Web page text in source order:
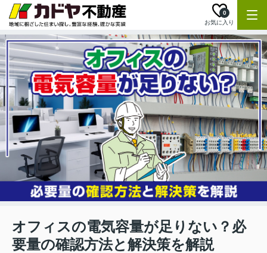
お気に入り
0
オフィスの電気容量が足りない？必
要量の確認方法と解決策を解説